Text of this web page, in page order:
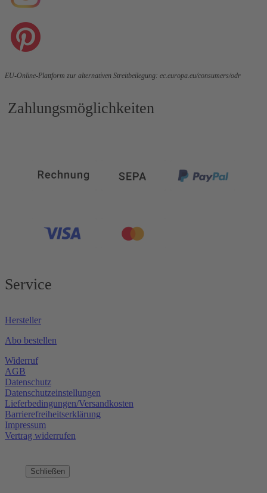
EU-Online-Plattform zur alternativen Streitbeilegung: ec.europa.eu/consumers/odr
Zahlungsmöglichkeiten
Service
Hersteller
Abo bestellen
Widerruf
AGB
Datenschutz
Datenschutzeinstellungen
Lieferbedingungen/Versandkosten
Barrierefreiheitserklärung
Impressum
Vertrag widerrufen
Schließen